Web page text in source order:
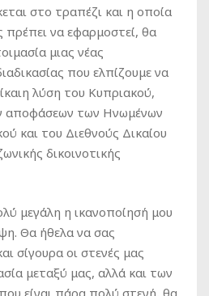
στο τραπέζι και η οποία
να εφαρμοστεί, θα
μιας νέας
που ελπίζουμε να
λύση του Κυπριακού,
αποφάσεων των Ηνωμένων
και του Διεθνούς Δικαίου
δικοινοτικής
μεγάλη η ικανοποίησή μου
Θα ήθελα να σας
σίγουρα οι στενές μας
μεταξύ μας, αλλά και των
είναι πάρα πολύ στενή, θα